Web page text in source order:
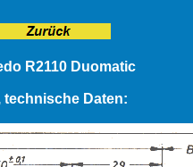
R2110 Duomatic
technische Daten: